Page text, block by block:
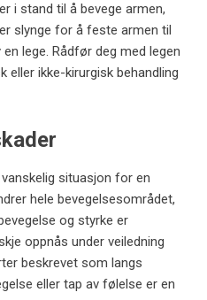
i stand til å bevege armen,
slynge for å feste armen til
lege. Rådfør deg med legen
eller ikke-kirurgisk behandling
situasjon for en
hele bevegelsesområdet,
og styrke er
oppnås under veiledning
beskrevet som langs
eller tap av følelse er en